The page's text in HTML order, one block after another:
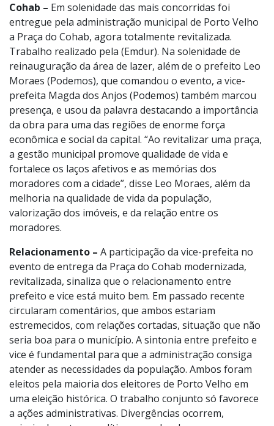
Cohab – Em solenidade das mais concorridas foi
entregue pela administração municipal de Porto Velho
a Praça do Cohab, agora totalmente revitalizada.
Trabalho realizado pela (Emdur). Na solenidade de
reinauguração da área de lazer, além de o prefeito Leo
Moraes (Podemos), que comandou o evento, a vice-
prefeita Magda dos Anjos (Podemos) também marcou
presença, e usou da palavra destacando a importância
da obra para uma das regiões de enorme força
econômica e social da capital. “Ao revitalizar uma praça,
a gestão municipal promove qualidade de vida e
fortalece os laços afetivos e as memórias dos
moradores com a cidade”, disse Leo Moraes, além da
melhoria na qualidade de vida da população,
valorização dos imóveis, e da relação entre os
moradores.
Relacionamento – A participação da vice-prefeita no
evento de entrega da Praça do Cohab modernizada,
revitalizada, sinaliza que o relacionamento entre
prefeito e vice está muito bem. Em passado recente
circularam comentários, que ambos estariam
estremecidos, com relações cortadas, situação que não
seria boa para o município. A sintonia entre prefeito e
vice é fundamental para que a administração consiga
atender as necessidades da população. Ambos foram
eleitos pela maioria dos eleitores de Porto Velho em
uma eleição histórica. O trabalho conjunto só favorece
a ações administrativas. Divergências ocorrem,